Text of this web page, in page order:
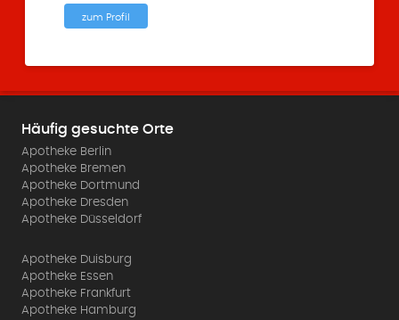
zum Profil
Häufig gesuchte Orte
Apotheke Berlin
Apotheke Bremen
Apotheke Dortmund
Apotheke Dresden
Apotheke Düsseldorf
Apotheke Duisburg
Apotheke Essen
Apotheke Frankfurt
Apotheke Hamburg